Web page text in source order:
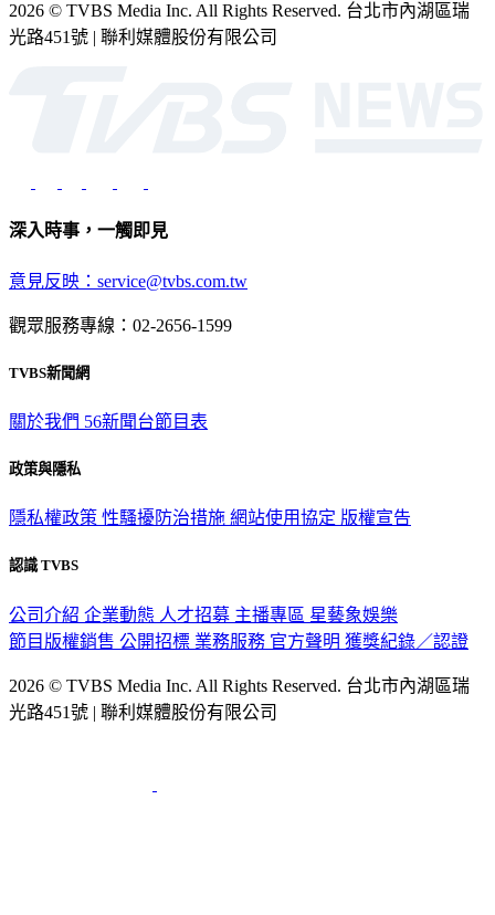
2026 © TVBS Media Inc. All Rights Reserved. 台北市內湖區瑞
光路451號 | 聯利媒體股份有限公司
深入時事，一觸即見
意見反映：service@tvbs.com.tw
觀眾服務專線：02-2656-1599
TVBS新聞網
關於我們 56新聞台節目表
政策與隱私
隱私權政策 性騷擾防治措施 網站使用協定 版權宣告
認識 TVBS
公司介紹 企業動態 人才招募 主播專區 星藝象娛樂
節目版權銷售 公開招標 業務服務 官方聲明 獲獎紀錄／認證
2026 © TVBS Media Inc. All Rights Reserved. 台北市內湖區瑞
光路451號 | 聯利媒體股份有限公司